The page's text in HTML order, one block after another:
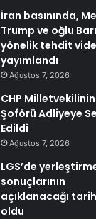
İran basınında,
Trump ve oğlu
yönelik tehdit
yayımlandı
Ağustos 7, 2026
CHP Milletvekilinin
Şoförü Adliyeye
Edildi
Ağustos 7, 2026
LGS’de
sonuçlarının
açıklanacağı
oldu